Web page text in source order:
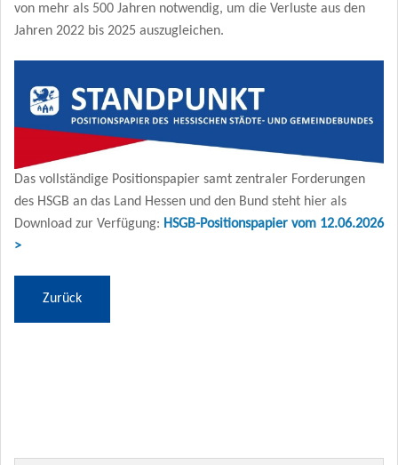
von mehr als 500 Jahren notwendig, um die Verluste aus den
Jahren 2022 bis 2025 auszugleichen.
Das vollständige Positionspapier samt zentraler Forderungen
des HSGB an das Land Hessen und den Bund steht hier als
Download zur Verfügung: HSGB-Positionspapier vom 12.06.2026
>
Zurück